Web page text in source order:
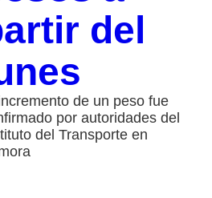
del
de un peso fue
por autoridades del
del Transporte en